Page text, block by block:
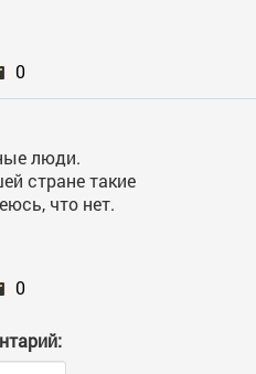
0
люди.
стране такие
что нет.
0